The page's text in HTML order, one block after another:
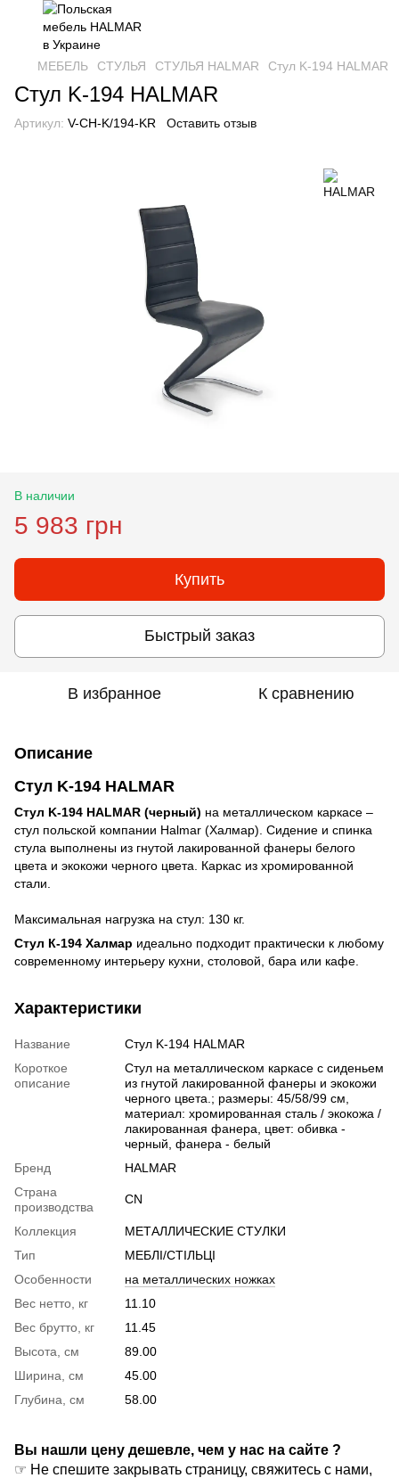
МЕБЕЛЬ СТУЛЬЯ СТУЛЬЯ HALMAR Стул K-194 HALMAR
Стул K-194 HALMAR
Артикул: V-CH-K/194-KR Оставить отзыв
В наличии
5 983 грн
Купить
Быстрый заказ
В избранное К сравнению
Описание
Стул K-194 HALMAR
Стул K-194 HALMAR (черный) на металлическом каркасе –
стул польской компании Halmar (Халмар). Сидение и спинка
стула выполнены из гнутой лакированной фанеры белого
цвета и экокожи черного цвета. Каркас из хромированной
стали.
Максимальная нагрузка на стул: 130 кг.
Стул К-194 Халмар идеально подходит практически к любому
современному интерьеру кухни, столовой, бара или кафе.
Характеристики
Название
Стул K-194 HALMAR
Короткое
описание
Стул на металлическом каркасе с сиденьем
из гнутой лакированной фанеры и экокожи
черного цвета.; размеры: 45/58/99 см,
материал: хромированная сталь / экокожа /
лакированная фанера, цвет: обивка -
черный, фанера - белый
Бренд
HALMAR
Страна
производства
CN
Коллекция
МЕТАЛЛИЧЕСКИЕ СТУЛКИ
Тип
МЕБЛІ/СТІЛЬЦІ
Особенности
на металлических ножках
Вес нетто, кг
11.10
Вес брутто, кг
11.45
Высота, см
89.00
Ширина, см
45.00
Глубина, см
58.00
Вы нашли цену дешевле, чем у нас на сайте ?
☞ Не спешите закрывать страницу, свяжитесь с нами,